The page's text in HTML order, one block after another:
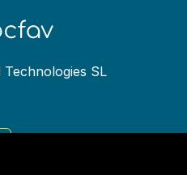
Technologies SL